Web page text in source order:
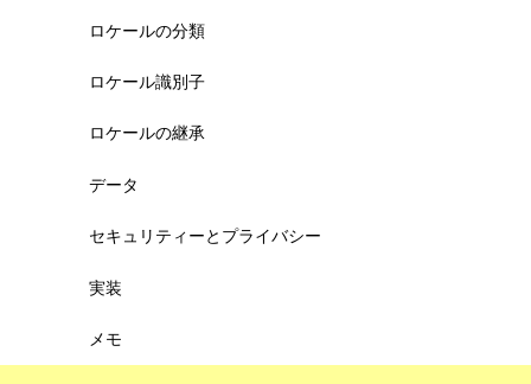
ロケールの分類
ロケール識別子
ロケールの継承
データ
セキュリティーとプライバシー
実装
メモ